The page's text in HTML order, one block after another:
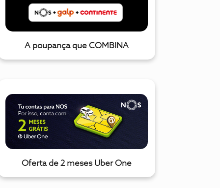
A poupança que COMBINA
Oferta de 2 meses Uber One